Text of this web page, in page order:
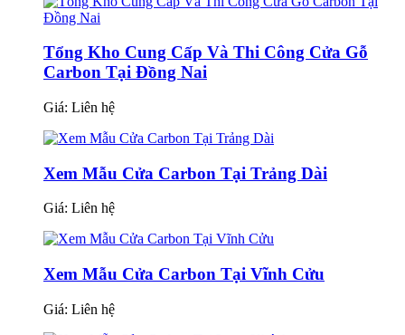
Tổng Kho Cung Cấp Và Thi Công Cửa Gỗ
Carbon Tại Đồng Nai
Giá: Liên hệ
Xem Mẫu Cửa Carbon Tại Trảng Dài
Giá: Liên hệ
Xem Mẫu Cửa Carbon Tại Vĩnh Cửu
Giá: Liên hệ